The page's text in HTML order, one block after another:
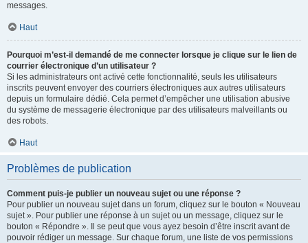
messages.
Haut
Pourquoi m’est-il demandé de me connecter lorsque je clique sur le lien de
courrier électronique d’un utilisateur ?
Si les administrateurs ont activé cette fonctionnalité, seuls les utilisateurs
inscrits peuvent envoyer des courriers électroniques aux autres utilisateurs
depuis un formulaire dédié. Cela permet d’empêcher une utilisation abusive
du système de messagerie électronique par des utilisateurs malveillants ou
des robots.
Haut
Problèmes de publication
Comment puis-je publier un nouveau sujet ou une réponse ?
Pour publier un nouveau sujet dans un forum, cliquez sur le bouton « Nouveau
sujet ». Pour publier une réponse à un sujet ou un message, cliquez sur le
bouton « Répondre ». Il se peut que vous ayez besoin d’être inscrit avant de
pouvoir rédiger un message. Sur chaque forum, une liste de vos permissions